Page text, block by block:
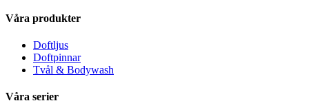
Våra produkter
Doftljus
Doftpinnar
Tvål & Bodywash
Våra serier